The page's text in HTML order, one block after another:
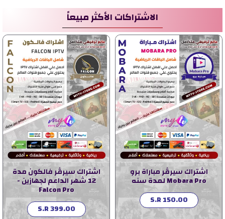
الاشتراكات الأكثر مبيعاً
اشتراك سيرڤر مباراة برو
Mobara Pro لمدة سنه
S.R 150.00
اشتراك سيرڤر فالكون مدة
12 شهر الداعم لجهازين -
Falcon Pro
S.R 399.00